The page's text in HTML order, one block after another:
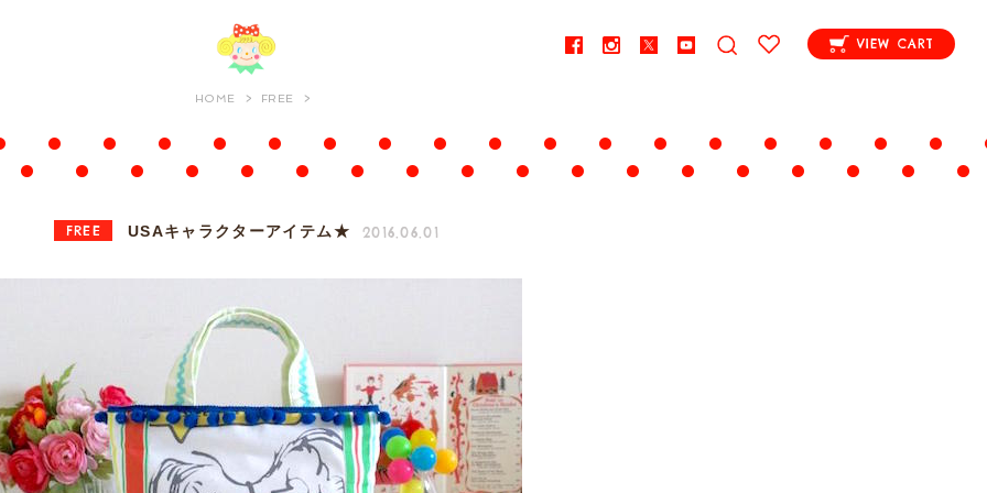
VIEW CART
HOME FREE
FREE USAキャラクターアイテム★ 2016.06.01